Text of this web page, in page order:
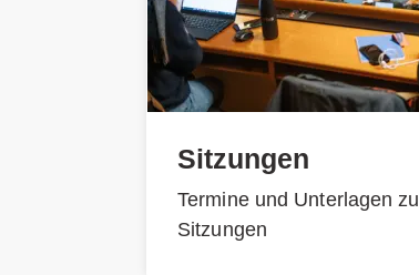
Sitzungen
Termine und Unterlagen zu
Sitzungen